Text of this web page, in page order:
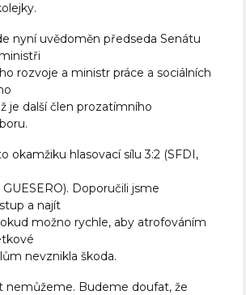
nyní uvědoměn předseda Senátu
rozvoje a ministr práce a sociálních
je další člen prozatímního
okamžiku hlasovací sílu 3:2 (SFDI,
Doporučili jsme
a najít
možno rychle, aby atrofováním
nevznikla škoda.
nemůžeme. Budeme doufat, že